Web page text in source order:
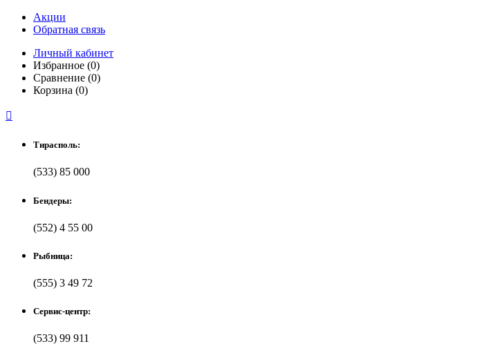
Акции
Обратная связь
Личный кабинет
Избранное (0)
Сравнение (0)
Корзина (0)

Тирасполь:
(533) 85 000
Бендеры:
(552) 4 55 00
Рыбница:
(555) 3 49 72
Сервис-центр:
(533) 99 911